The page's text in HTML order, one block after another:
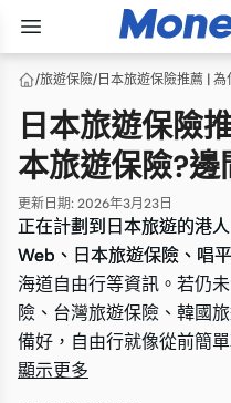
/旅遊保險/ 日本旅遊保險推薦 |
日本旅遊保險
本旅遊保險?邊
更新日期: 2026年3月23日
正在計劃到日本旅遊的港
Web、日本旅遊保險、唱
海道自由行等資訊。若仍
險、台灣旅遊保險、韓國
備好，自由行就像從前簡單
正在計劃到日本旅遊的港
Web、日本旅遊保險、唱
海道自由行等資訊。若仍
險、台灣旅遊保險、韓國
備好，自由行就像從前簡單
顯示更多